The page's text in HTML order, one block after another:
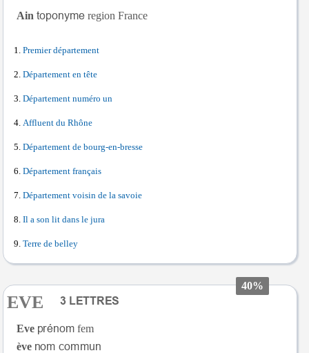
Ain region France
Premier département
Département en tête
Département numéro un
Affluent du Rhône
Département de bourg-en-bresse
Département français
Département voisin de la savoie
Il a son lit dans le jura
Terre de belley
40%
EVE
Eve
fem
ève